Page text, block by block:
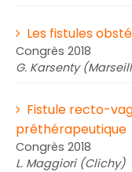
Les fistules
Congrès 2018
G. Karsenty
Fistule recto-
préthérapeutique
Congrès 2018
L. Maggiori (Clichy)